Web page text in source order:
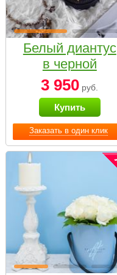
Заказать в один клик
Белый диантус
в черной
коробке Small
3 950 руб.
Купить